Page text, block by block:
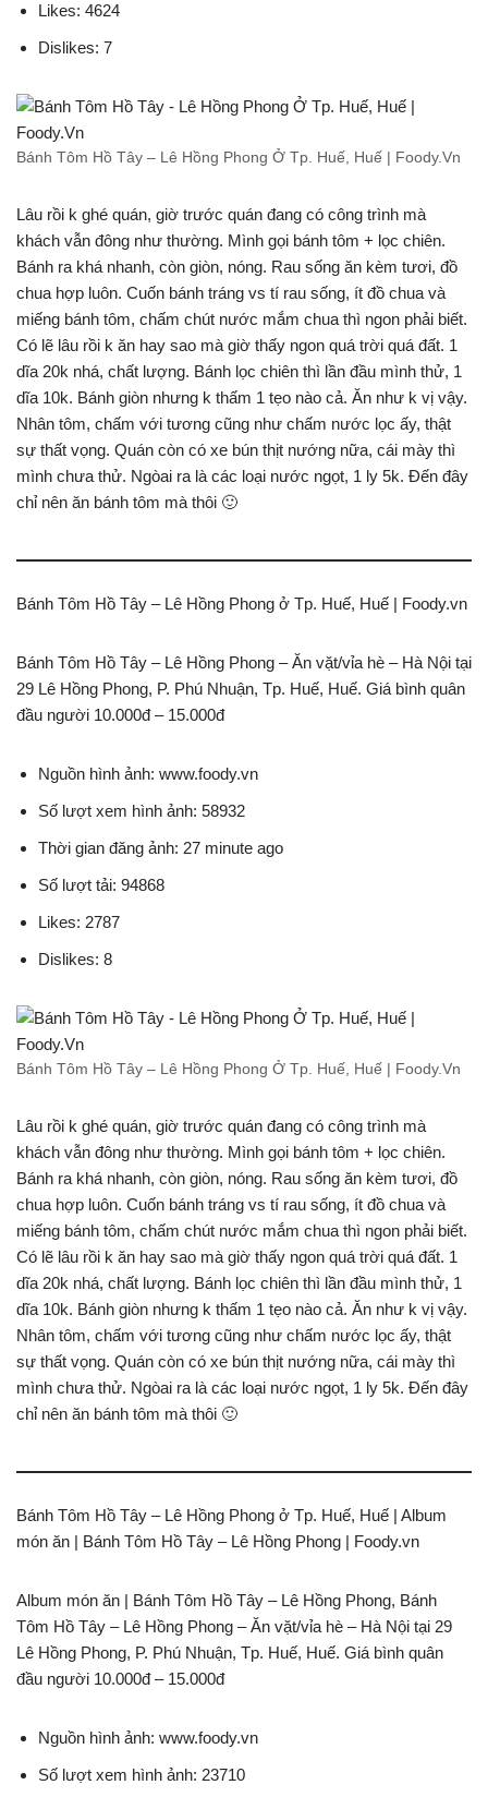
Likes: 4624
Dislikes: 7
Bánh Tôm Hồ Tây – Lê Hồng Phong Ở Tp. Huế, Huế | Foody.Vn
Lâu rồi k ghé quán, giờ trước quán đang có công trình mà
khách vẫn đông như thường. Mình gọi bánh tôm + lọc chiên.
Bánh ra khá nhanh, còn giòn, nóng. Rau sống ăn kèm tươi, đồ
chua hợp luôn. Cuốn bánh tráng vs tí rau sống, ít đồ chua và
miếng bánh tôm, chấm chút nước mắm chua thì ngon phải biết.
Có lẽ lâu rồi k ăn hay sao mà giờ thấy ngon quá trời quá đất. 1
dĩa 20k nhá, chất lượng. Bánh lọc chiên thì lần đầu mình thử, 1
dĩa 10k. Bánh giòn nhưng k thấm 1 tẹo nào cả. Ăn như k vị vậy.
Nhân tôm, chấm với tương cũng như chấm nước lọc ấy, thật
sự thất vọng. Quán còn có xe bún thịt nướng nữa, cái mày thì
mình chưa thử. Ngòai ra là các loại nước ngọt, 1 ly 5k. Đến đây
chỉ nên ăn bánh tôm mà thôi 🙂
Bánh Tôm Hồ Tây – Lê Hồng Phong ở Tp. Huế, Huế | Foody.vn
Bánh Tôm Hồ Tây – Lê Hồng Phong – Ăn vặt/vỉa hè – Hà Nội tại
29 Lê Hồng Phong, P. Phú Nhuận, Tp. Huế, Huế. Giá bình quân
đầu người 10.000đ – 15.000đ
Nguồn hình ảnh: www.foody.vn
Số lượt xem hình ảnh: 58932
Thời gian đăng ảnh: 27 minute ago
Số lượt tải: 94868
Likes: 2787
Dislikes: 8
Bánh Tôm Hồ Tây – Lê Hồng Phong Ở Tp. Huế, Huế | Foody.Vn
Lâu rồi k ghé quán, giờ trước quán đang có công trình mà
khách vẫn đông như thường. Mình gọi bánh tôm + lọc chiên.
Bánh ra khá nhanh, còn giòn, nóng. Rau sống ăn kèm tươi, đồ
chua hợp luôn. Cuốn bánh tráng vs tí rau sống, ít đồ chua và
miếng bánh tôm, chấm chút nước mắm chua thì ngon phải biết.
Có lẽ lâu rồi k ăn hay sao mà giờ thấy ngon quá trời quá đất. 1
dĩa 20k nhá, chất lượng. Bánh lọc chiên thì lần đầu mình thử, 1
dĩa 10k. Bánh giòn nhưng k thấm 1 tẹo nào cả. Ăn như k vị vậy.
Nhân tôm, chấm với tương cũng như chấm nước lọc ấy, thật
sự thất vọng. Quán còn có xe bún thịt nướng nữa, cái mày thì
mình chưa thử. Ngòai ra là các loại nước ngọt, 1 ly 5k. Đến đây
chỉ nên ăn bánh tôm mà thôi 🙂
Bánh Tôm Hồ Tây – Lê Hồng Phong ở Tp. Huế, Huế | Album
món ăn | Bánh Tôm Hồ Tây – Lê Hồng Phong | Foody.vn
Album món ăn | Bánh Tôm Hồ Tây – Lê Hồng Phong, Bánh
Tôm Hồ Tây – Lê Hồng Phong – Ăn vặt/vỉa hè – Hà Nội tại 29
Lê Hồng Phong, P. Phú Nhuận, Tp. Huế, Huế. Giá bình quân
đầu người 10.000đ – 15.000đ
Nguồn hình ảnh: www.foody.vn
Số lượt xem hình ảnh: 23710